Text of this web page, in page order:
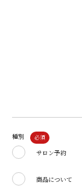
種別
サロン予約
商品について